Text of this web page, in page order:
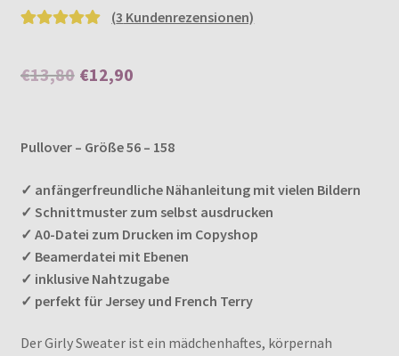
basierend auf
(3 Kundenrezensionen)
€13,80 Ursprünglicher
war:
€12,90Aktueller
ist:
Pullover – Größe 56 – 158
✓ anfängerfreundliche Nähanleitung mit vielen Bildern
✓ Schnittmuster zum selbst ausdrucken
✓ A0-Datei zum Drucken im Copyshop
✓ Beamerdatei mit Ebenen
✓ inklusive Nahtzugabe
✓ perfekt für Jersey und French Terry
Der Girly Sweater ist ein mädchenhaftes, körpernah